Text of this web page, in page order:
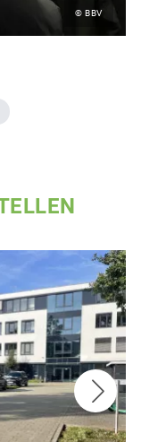
© BBV